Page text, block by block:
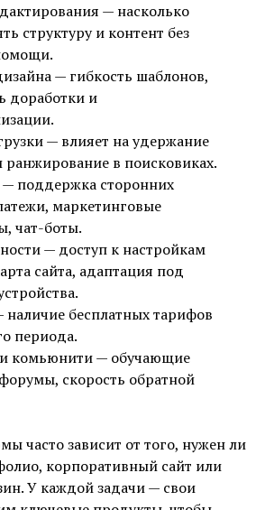
— насколько
структуру и контент без
— гибкость шаблонов,
доработки и
— влияет на удержание
ранжирование в поисковиках.
поддержка сторонних
маркетинговые
чат-боты.
— доступ к настройкам
сайта, адаптация под
наличие бесплатных тарифов
периода.
комьюнити — обучающие
скорость обратной
часто зависит от того, нужен ли
корпоративный сайт или
У каждой задачи — свои